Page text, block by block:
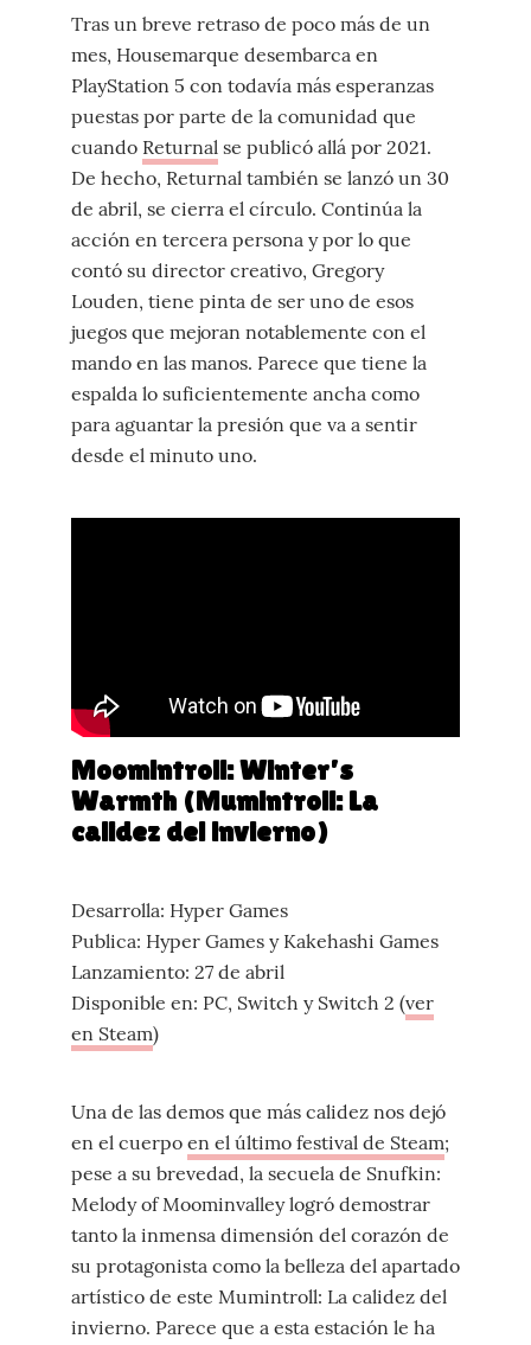
Tras un breve retraso de poco más de un
mes, Housemarque desembarca en
PlayStation 5 con todavía más esperanzas
puestas por parte de la comunidad que
cuando Returnal se publicó allá por 2021.
De hecho, Returnal también se lanzó un 30
de abril, se cierra el círculo. Continúa la
acción en tercera persona y por lo que
contó su director creativo, Gregory
Louden, tiene pinta de ser uno de esos
juegos que mejoran notablemente con el
mando en las manos. Parece que tiene la
espalda lo suficientemente ancha como
para aguantar la presión que va a sentir
desde el minuto uno.
Moomintroll: Winter’s
Warmth (Mumintroll: La
calidez del invierno)
Desarrolla: Hyper Games
Publica: Hyper Games y Kakehashi Games
Lanzamiento: 27 de abril
Disponible en: PC, Switch y Switch 2 (ver
en Steam)
Una de las demos que más calidez nos dejó
en el cuerpo en el último festival de Steam;
pese a su brevedad, la secuela de Snufkin:
Melody of Moominvalley logró demostrar
tanto la inmensa dimensión del corazón de
su protagonista como la belleza del apartado
artístico de este Mumintroll: La calidez del
invierno. Parece que a esta estación le ha